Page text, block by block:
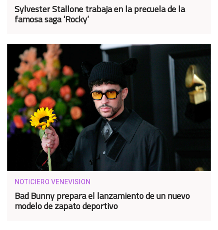
Sylvester Stallone trabaja en la precuela de la
famosa saga ‘Rocky’
NOTICIERO VENEVISION
Bad Bunny prepara el lanzamiento de un nuevo
modelo de zapato deportivo